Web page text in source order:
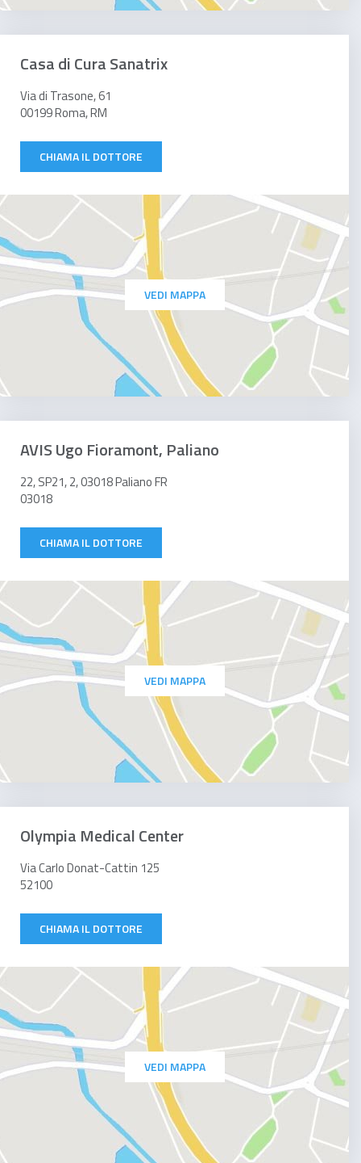
Casa di Cura Sanatrix
Via di Trasone, 61
00199 Roma, RM
CHIAMA IL DOTTORE
VEDI MAPPA
AVIS Ugo Fioramont, Paliano
22, SP21, 2, 03018 Paliano FR
03018
CHIAMA IL DOTTORE
VEDI MAPPA
Olympia Medical Center
Via Carlo Donat-Cattin 125
52100
CHIAMA IL DOTTORE
VEDI MAPPA